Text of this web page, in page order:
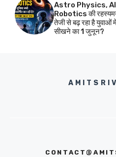
Astro Physics,
Robotics की
तेजी से बढ़ रहा है युवाओं में
सीखने का 1 जुनून?